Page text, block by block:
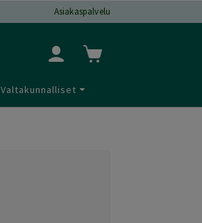
Asiakaspalvelu
Valtakunnalliset